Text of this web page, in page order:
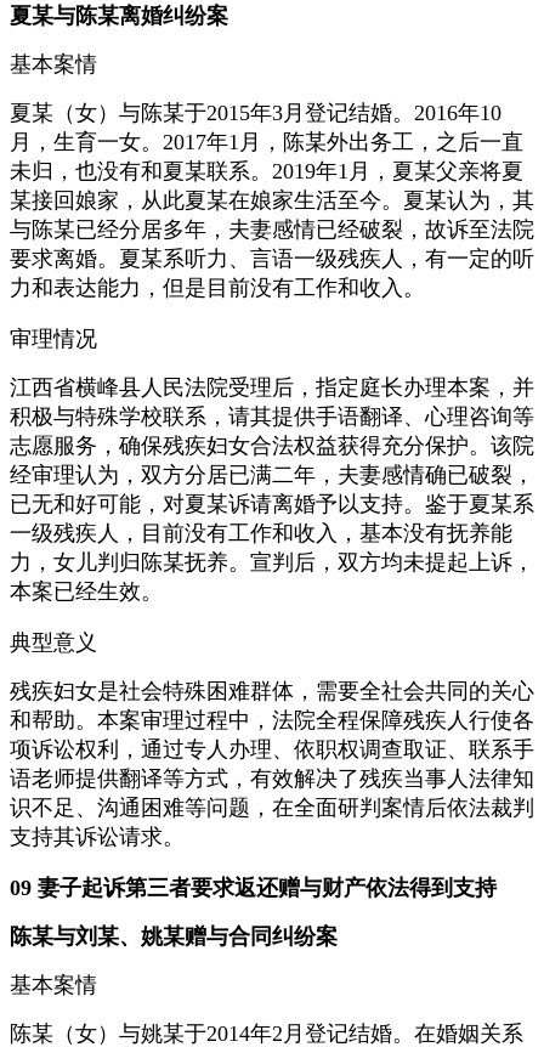
夏某与陈某离婚纠纷案
基本案情
夏某（女）与陈某于2015年3月登记结婚。2016年10
月，生育一女。2017年1月，陈某外出务工，之后一直
未归，也没有和夏某联系。2019年1月，夏某父亲将夏
某接回娘家，从此夏某在娘家生活至今。夏某认为，其
与陈某已经分居多年，夫妻感情已经破裂，故诉至法院
要求离婚。夏某系听力、言语一级残疾人，有一定的听
力和表达能力，但是目前没有工作和收入。
审理情况
江西省横峰县人民法院受理后，指定庭长办理本案，并
积极与特殊学校联系，请其提供手语翻译、心理咨询等
志愿服务，确保残疾妇女合法权益获得充分保护。该院
经审理认为，双方分居已满二年，夫妻感情确已破裂，
已无和好可能，对夏某诉请离婚予以支持。鉴于夏某系
一级残疾人，目前没有工作和收入，基本没有抚养能
力，女儿判归陈某抚养。宣判后，双方均未提起上诉，
本案已经生效。
典型意义
残疾妇女是社会特殊困难群体，需要全社会共同的关心
和帮助。本案审理过程中，法院全程保障残疾人行使各
项诉讼权利，通过专人办理、依职权调查取证、联系手
语老师提供翻译等方式，有效解决了残疾当事人法律知
识不足、沟通困难等问题，在全面研判案情后依法裁判
支持其诉讼请求。
09 妻子起诉第三者要求返还赠与财产依法得到支持
陈某与刘某、姚某赠与合同纠纷案
基本案情
陈某（女）与姚某于2014年2月登记结婚。在婚姻关系